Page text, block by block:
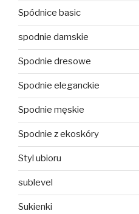
Spódnice basic
spodnie damskie
Spodnie dresowe
Spodnie eleganckie
Spodnie męskie
Spodnie z ekoskóry
Styl ubioru
sublevel
Sukienki